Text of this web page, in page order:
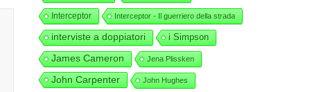
Interceptor Interceptor - Il guerriero della strada
interviste a doppiatori i Simpson
James Cameron Jena Plissken
John Carpenter John Hughes